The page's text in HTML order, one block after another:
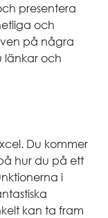
presentera
och
på några
länkar och
Du kommer
hur du på ett
i
kan ta fram